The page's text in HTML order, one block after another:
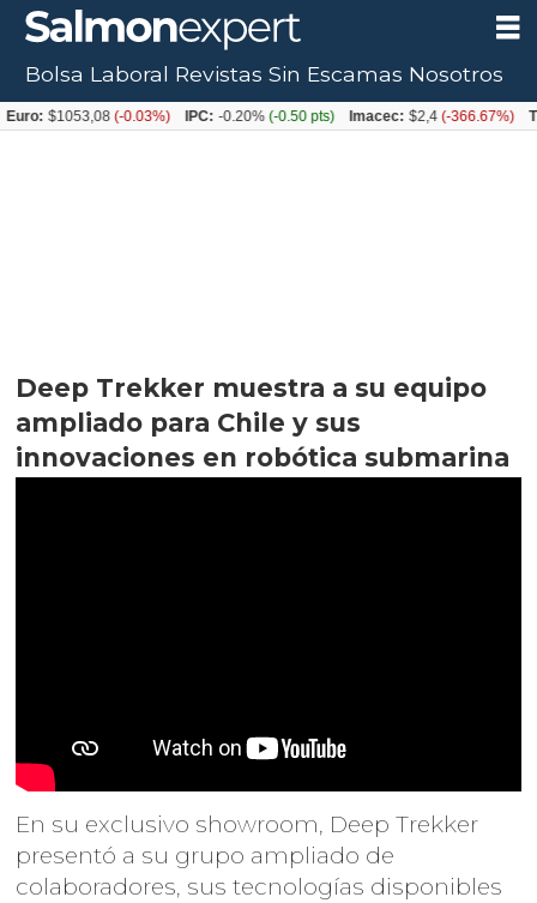
Deep Trekker muestra a su equipo
ampliado para Chile y sus
innovaciones en robótica submarina
En su exclusivo showroom, Deep Trekker
presentó a su grupo ampliado de
colaboradores, sus tecnologías disponibles
Bolsa Laboral Revistas Sin Escamas Nosotros
(-0.03%) IPC: -0.20%(-0.50 pts) Imacec: $2,4(-366.67%) TPM: